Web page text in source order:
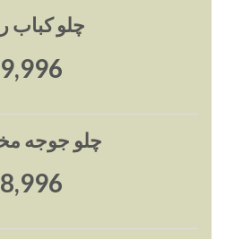
چلو کباب
چلو جوجه